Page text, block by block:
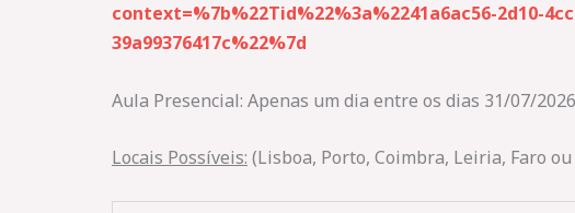
context=%7b%22Tid%22%3a%2241a6ac56-2d10-
39a99376417c%22%7d
Aula Presencial: Apenas um dia entre os dias 31/07/
Locais Possíveis: (Lisboa, Porto, Coimbra, Leiria, Faro